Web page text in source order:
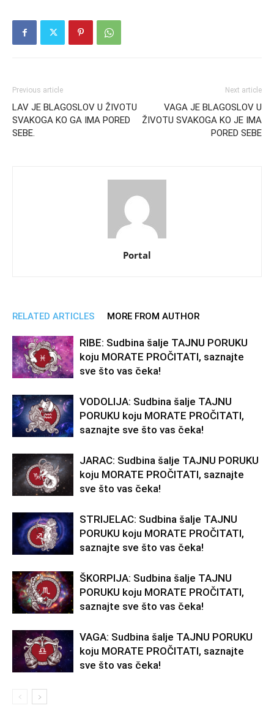
Previous article
LAV JE BLAGOSLOV U ŽIVOTU
SVAKOGA KO GA IMA PORED
SEBE.
Next article
VAGA JE BLAGOSLOV U
ŽIVOTU SVAKOGA KO JE IMA
PORED SEBE
Portal
RELATED ARTICLES MORE FROM AUTHOR
RIBE: Sudbina šalje TAJNU PORUKU
koju MORATE PROČITATI, saznajte
sve što vas čeka!
VODOLIJA: Sudbina šalje TAJNU
PORUKU koju MORATE PROČITATI,
saznajte sve što vas čeka!
JARAC: Sudbina šalje TAJNU PORUKU
koju MORATE PROČITATI, saznajte
sve što vas čeka!
STRIJELAC: Sudbina šalje TAJNU
PORUKU koju MORATE PROČITATI,
saznajte sve što vas čeka!
ŠKORPIJA: Sudbina šalje TAJNU
PORUKU koju MORATE PROČITATI,
saznajte sve što vas čeka!
VAGA: Sudbina šalje TAJNU PORUKU
koju MORATE PROČITATI, saznajte
sve što vas čeka!